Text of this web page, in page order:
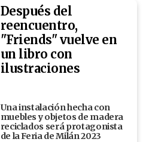
Después del
reencuentro,
"Friends" vuelve en
un libro con
ilustraciones
Una instalación hecha con
muebles y objetos de madera
reciclados será protagonista
de la Feria de Milán 2023